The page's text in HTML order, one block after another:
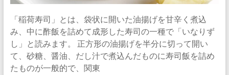
「稲荷寿司」とは、袋状に開いた油揚げを甘辛く煮込
み、中に酢飯を詰めて成形した寿司の一種で「いなりず
し」と読みます。 正方形の油揚げを半分に切って開い
て、砂糖、醤油、だし汁で煮込んだものに寿司飯を詰め
たものが一般的で、関東